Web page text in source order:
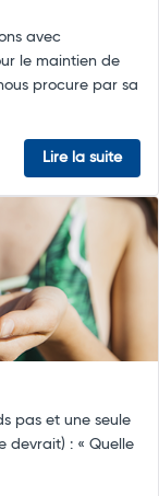
avec
le maintien de
procure par sa
Lire la suite
pas et une seule
devrait) : « Quelle